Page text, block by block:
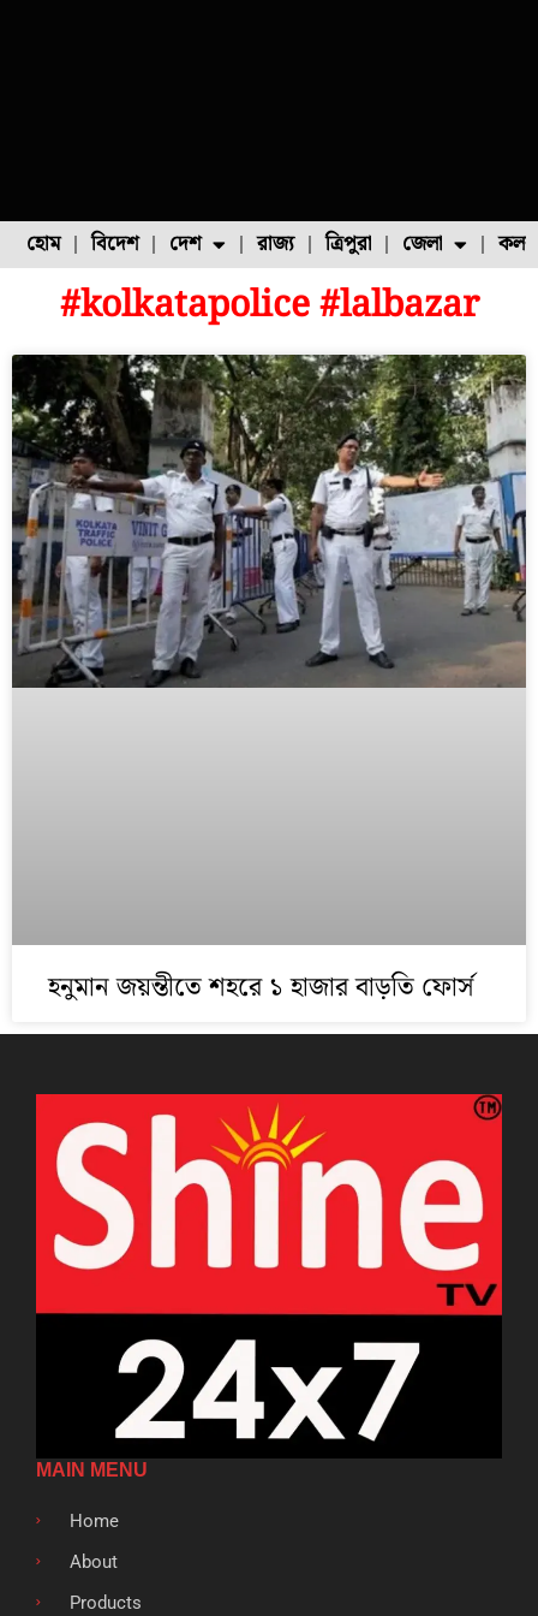
হোম বিদেশ দেশ
ফুল চাষ ফল চাষ মাছ চাষ পোল্ট্রি চাষ
রাজ্য ত্রিপুরা জেলা
উত্তর ২৪ পরগনা
#kolkatapolice #lalbazar
হনুমান জয়ন্তীতে শহরে ১ হাজার বাড়তি ফোর্স
MAIN MENU
Home
About
Products